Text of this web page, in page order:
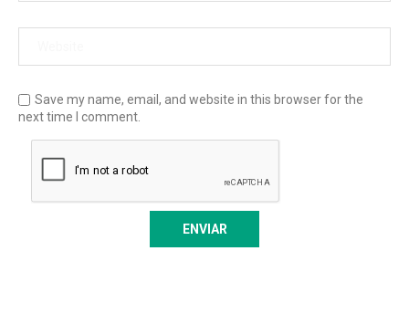
Save my name, email, and website in this browser for the
next time I comment.